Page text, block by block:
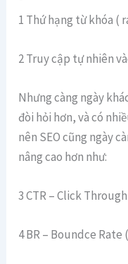
1 Thứ hạng từ khóa (
2 Truy cập tự nhiên
Nhưng càng ngày
đòi hỏi hơn, và có
nên SEO cũng ngày
nâng cao hơn như:
3 CTR – Click
4 BR – Boundce Rate